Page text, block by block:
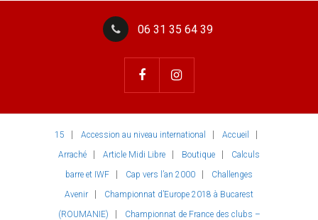
06 31 35 64 39
15 Accession au niveau international
Accueil
Arraché
Article Midi Libre Boutique
Calculs
barre et IWF
Cap vers l’an 2000
Challenges
Avenir
Championnat d’Europe 2018 à Bucarest
(ROUMANIE)
Championnat de France des clubs –